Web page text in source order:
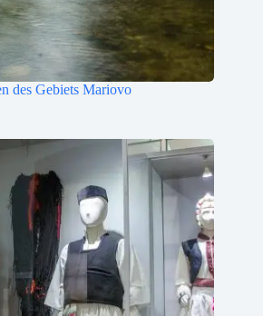
des Gebiets Mariovo